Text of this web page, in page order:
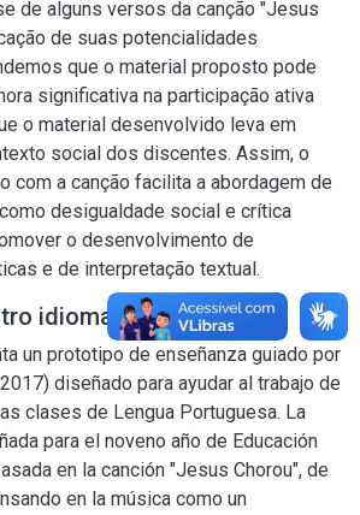
de alguns versos da canção "Jesus
de suas potencialidades
que o material proposto pode
significativa na participação ativa
o material desenvolvido leva em
social dos discentes. Assim, o
com a canção facilita a abordagem de
desigualdade social e crítica
o desenvolvimento de
e de interpretação textual.
idioma
un prototipo de enseñanza guiado por
diseñado para ayudar al trabajo de
clases de Lengua Portuguesa. La
para el noveno año de Educación
en la canción "Jesus Chorou", de
en la música como un